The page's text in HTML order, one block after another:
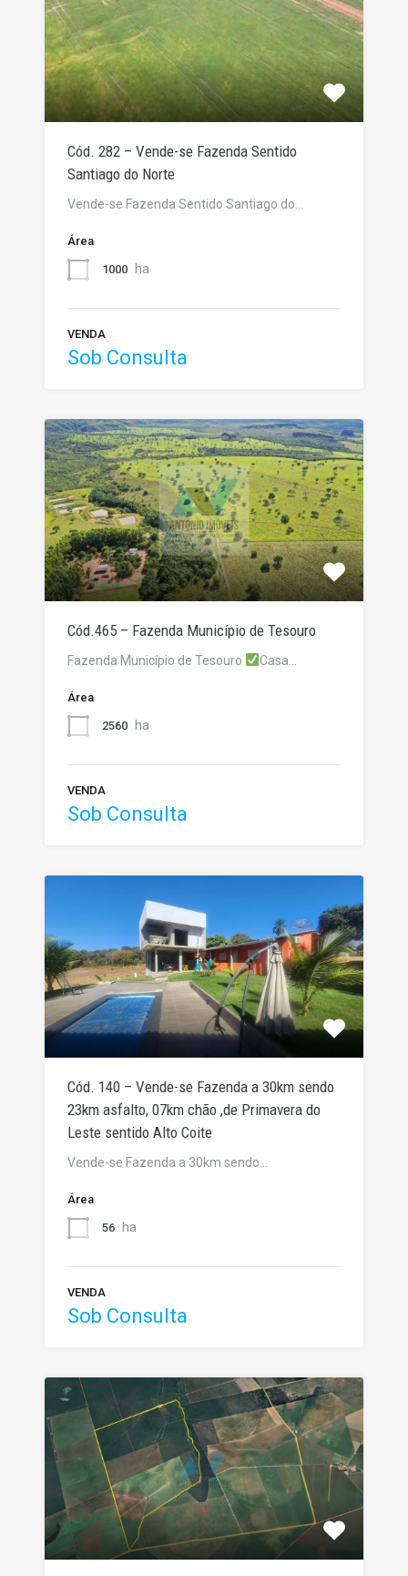
Cód. 282 – Vende-se Fazenda Sentido
Santiago do Norte
Vende-se Fazenda Sentido Santiago do…
Área
1000 ha
VENDA
Sob Consulta
Cód.465 – Fazenda Município de Tesouro
Fazenda Município de Tesouro Casa…
Área
2560 ha
VENDA
Sob Consulta
Cód. 140 – Vende-se Fazenda a 30km sendo
23km asfalto, 07km chão ,de Primavera do
Leste sentido Alto Coite
Vende-se Fazenda a 30km sendo…
Área
56 ha
VENDA
Sob Consulta